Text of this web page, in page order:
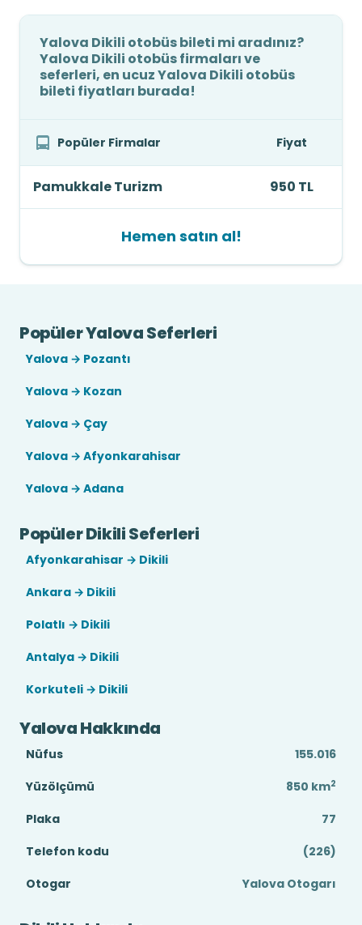
Yalova Dikili otobüs bileti mi aradınız?
Yalova Dikili otobüs firmaları ve
seferleri, en ucuz Yalova Dikili otobüs
bileti fiyatları burada!
Popüler Firmalar Fiyat
Pamukkale Turizm 950 TL
Hemen satın al!
Popüler Yalova Seferleri
Yalova → Pozantı
Yalova → Kozan
Yalova → Çay
Yalova → Afyonkarahisar
Yalova → Adana
Popüler Dikili Seferleri
Afyonkarahisar → Dikili
Ankara → Dikili
Polatlı → Dikili
Antalya → Dikili
Korkuteli → Dikili
Yalova Hakkında
Nüfus
155.016
Yüzölçümü
850 km2
Plaka
77
Telefon kodu
(226)
Otogar
Yalova Otogarı